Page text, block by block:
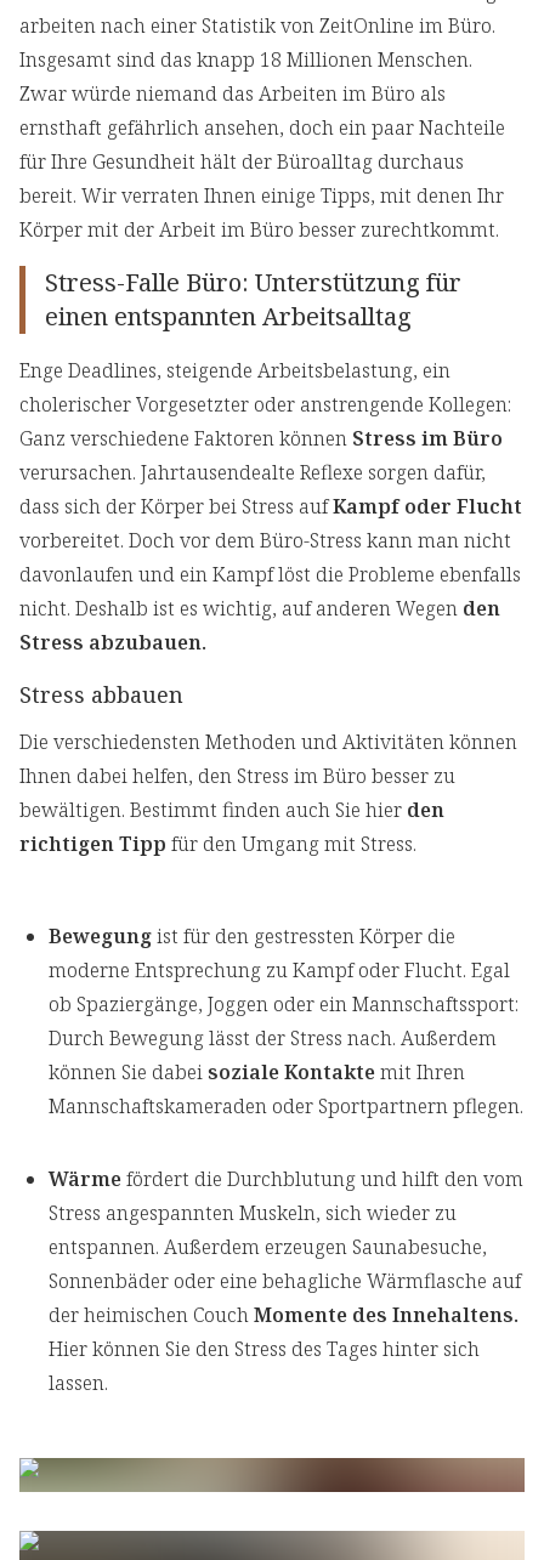
arbeiten nach einer Statistik von ZeitOnline im Büro.
Insgesamt sind das knapp 18 Millionen Menschen.
Zwar würde niemand das Arbeiten im Büro als
ernsthaft gefährlich ansehen, doch ein paar Nachteile
für Ihre Gesundheit hält der Büroalltag durchaus
bereit. Wir verraten Ihnen einige Tipps, mit denen Ihr
Körper mit der Arbeit im Büro besser zurechtkommt.
Stress-Falle Büro: Unterstützung für
einen entspannten Arbeitsalltag
Enge Deadlines, steigende Arbeitsbelastung, ein
cholerischer Vorgesetzter oder anstrengende Kollegen:
Ganz verschiedene Faktoren können Stress im Büro
verursachen. Jahrtausendealte Reflexe sorgen dafür,
dass sich der Körper bei Stress aufKampf oder Flucht
vorbereitet. Doch vor dem Büro-Stress kann man nicht
davonlaufen und ein Kampf löst die Probleme ebenfalls
nicht. Deshalb ist es wichtig, auf anderen Wegen den
Stress abzubauen.
Stress abbauen
Die verschiedensten Methoden und Aktivitäten können
Ihnen dabei helfen, den Stress im Büro besser zu
bewältigen. Bestimmt finden auch Sie hier den
richtigen Tipp für den Umgang mit Stress.
Bewegungist für den gestressten Körper die
moderne Entsprechung zu Kampf oder Flucht. Egal
ob Spaziergänge, Joggen oder ein Mannschaftssport:
Durch Bewegung lässt der Stress nach. Außerdem
können Sie dabeisoziale Kontaktemit Ihren
Mannschaftskameraden oder Sportpartnern pflegen.
Wärmefördert die Durchblutung und hilft den vom
Stress angespannten Muskeln, sich wieder zu
entspannen. Außerdem erzeugen Saunabesuche,
Sonnenbäder oder eine behagliche Wärmflasche auf
der heimischen CouchMomente des Innehaltens.
Hier können Sie den Stress des Tages hinter sich
lassen.